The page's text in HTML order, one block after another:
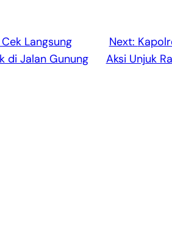
Langsung
di Jalan Gunung
Next:
Aksi Unjuk